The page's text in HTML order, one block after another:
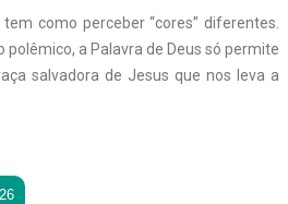
como perceber “cores” diferentes.
a Palavra de Deus só permite
salvadora de Jesus que nos leva a